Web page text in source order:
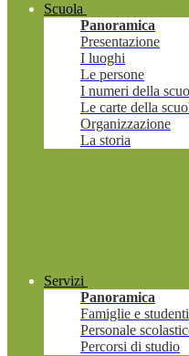
Scuola
Panoramica
Presentazione
I luoghi
Le persone
I numeri della
Le carte della
Organizzazione
La storia
Servizi
Panoramica
Famiglie e studenti
Personale
Percorsi di studio